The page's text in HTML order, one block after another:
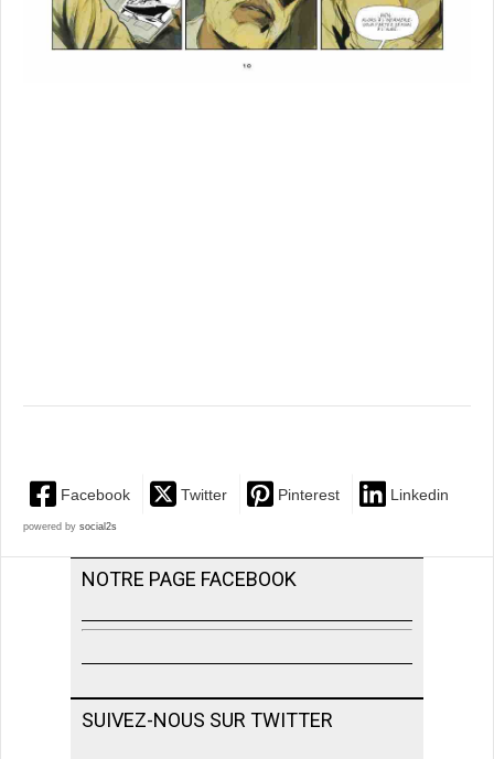
Facebook Twitter Pinterest Linkedin
powered by social2s
NOTRE PAGE FACEBOOK
SUIVEZ-NOUS SUR TWITTER